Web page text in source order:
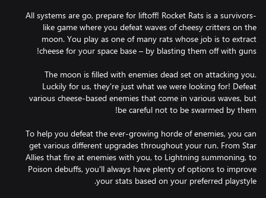
All systems are go, prepare for liftoff! Rocket Rats is a survivors-
like game where you defeat waves of cheesy critters on the
moon. You play as one of many rats whose job is to extract
The moon is filled with enemies dead set on attacking you.
Luckily for us, they're just what we were looking for! Defeat
various cheese-based enemies that come in various waves, but
To help you defeat the ever-growing horde of enemies, you can
get various different upgrades throughout your run. From Star
Allies that fire at enemies with you, to Lightning summoning, to
Poison debuffs, you'll always have plenty of options to improve